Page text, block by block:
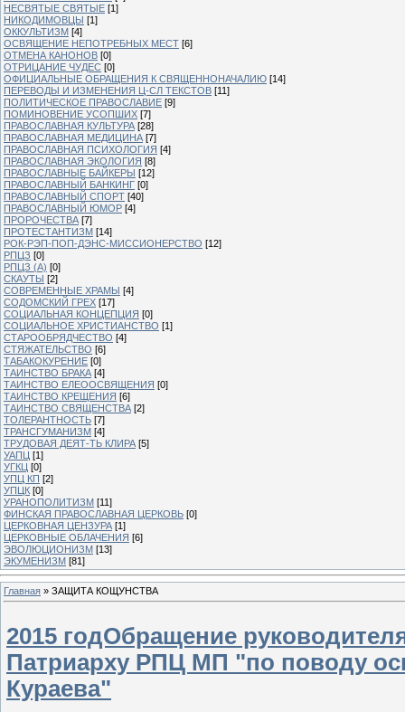
НЕСВЯТЫЕ СВЯТЫЕ [1]
НИКОДИМОВЦЫ [1]
ОККУЛЬТИЗМ [4]
ОСВЯЩЕНИЕ НЕПОТРЕБНЫХ МЕСТ [6]
ОТМЕНА КАНОНОВ [0]
ОТРИЦАНИЕ ЧУДЕС [0]
ОФИЦИАЛЬНЫЕ ОБРАЩЕНИЯ К СВЯЩЕННОНАЧАЛИЮ [14]
ПЕРЕВОДЫ И ИЗМЕНЕНИЯ Ц-СЛ ТЕКСТОВ [11]
ПОЛИТИЧЕСКОЕ ПРАВОСЛАВИЕ [9]
ПОМИНОВЕНИЕ УСОПШИХ [7]
ПРАВОСЛАВНАЯ КУЛЬТУРА [28]
ПРАВОСЛАВНАЯ МЕДИЦИНА [7]
ПРАВОСЛАВНАЯ ПСИХОЛОГИЯ [4]
ПРАВОСЛАВНАЯ ЭКОЛОГИЯ [8]
ПРАВОСЛАВНЫЕ БАЙКЕРЫ [12]
ПРАВОСЛАВНЫЙ БАНКИНГ [0]
ПРАВОСЛАВНЫЙ СПОРТ [40]
ПРАВОСЛАВНЫЙ ЮМОР [4]
ПРОРОЧЕСТВА [7]
ПРОТЕСТАНТИЗМ [14]
РОК-РЭП-ПОП-ДЭНС-МИССИОНЕРСТВО [12]
РПЦЗ [0]
РПЦЗ (А) [0]
СКАУТЫ [2]
СОВРЕМЕННЫЕ ХРАМЫ [4]
СОДОМСКИЙ ГРЕХ [17]
СОЦИАЛЬНАЯ КОНЦЕПЦИЯ [0]
СОЦИАЛЬНОЕ ХРИСТИАНСТВО [1]
СТАРООБРЯДЧЕСТВО [4]
СТЯЖАТЕЛЬСТВО [6]
ТАБАКОКУРЕНИЕ [0]
ТАИНСТВО БРАКА [4]
ТАИНСТВО ЕЛЕООСВЯЩЕНИЯ [0]
ТАИНСТВО КРЕЩЕНИЯ [6]
ТАИНСТВО СВЯЩЕНСТВА [2]
ТОЛЕРАНТНОСТЬ [7]
ТРАНСГУМАНИЗМ [4]
ТРУДОВАЯ ДЕЯТ-ТЬ КЛИРА [5]
УАПЦ [1]
УГКЦ [0]
УПЦ КП [2]
УПЦК [0]
УРАНОПОЛИТИЗМ [11]
ФИНСКАЯ ПРАВОСЛАВНАЯ ЦЕРКОВЬ [0]
ЦЕРКОВНАЯ ЦЕНЗУРА [1]
ЦЕРКОВНЫЕ ОБЛАЧЕНИЯ [6]
ЭВОЛЮЦИОНИЗМ [13]
ЭКУМЕНИЗМ [81]
Главная » ЗАЩИТА КОЩУНСТВА
2015 годОбращение
Патриарху РПЦ МП "по поводу
Кураева"